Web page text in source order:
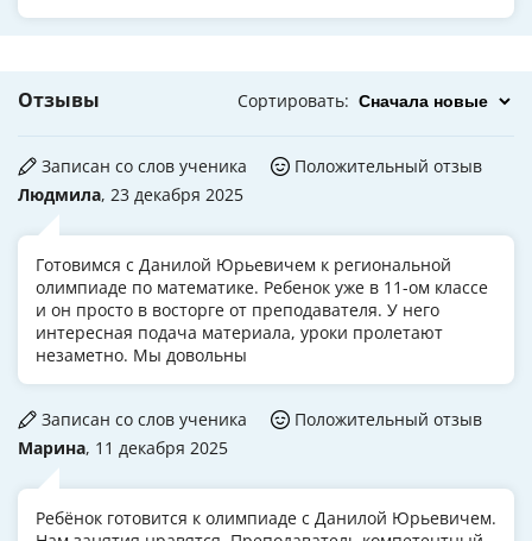
Отзывы Сортировать:
Людмила, 23 декабря 2025
Записан со слов ученика Положительный отзыв
Готовимся с Данилой Юрьевичем к региональной
олимпиаде по математике. Ребенок уже в 11-ом классе
и он просто в восторге от преподавателя. У него
интересная подача материала, уроки пролетают
незаметно. Мы довольны
Марина, 11 декабря 2025
Записан со слов ученика Положительный отзыв
Ребёнок готовится к олимпиаде с Данилой Юрьевичем.